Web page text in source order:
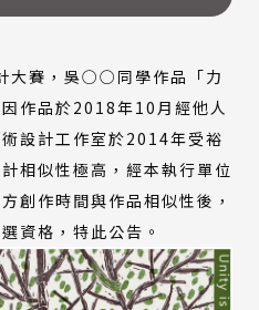
大賽，吳○○同學作品「力
作品於2018年10月經他人
設計工作室於2014年受裕
相似性極高，經本執行單位
創作時間與作品相似性後，
資格，特此公告。